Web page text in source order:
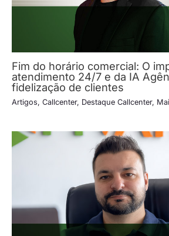
Fim do horário comercial: O
atendimento 24/7 e da IA
fidelização de clientes
Artigos, Callcenter, Destaque Callcenter,